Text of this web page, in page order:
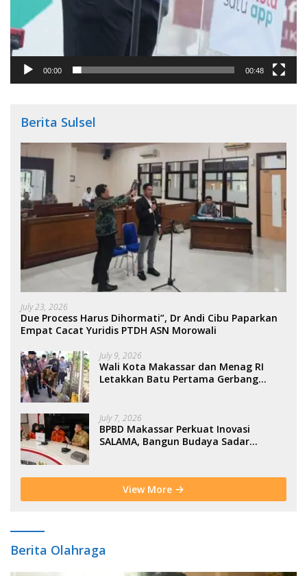
00:00 00:48
Berita Sulsel
July 23, 2026
Due Process Harus Dihormati”, Dr Andi Cibu Paparkan
Empat Cacat Yuridis PTDH ASN Morowali
July 9, 2026
Wali Kota Makassar dan Menag RI
Letakkan Batu Pertama Gerbang
July 7, 2026
BPBD Makassar Perkuat Inovasi
SALAMA, Bangun Budaya Sadar
View More
Berita Olahraga